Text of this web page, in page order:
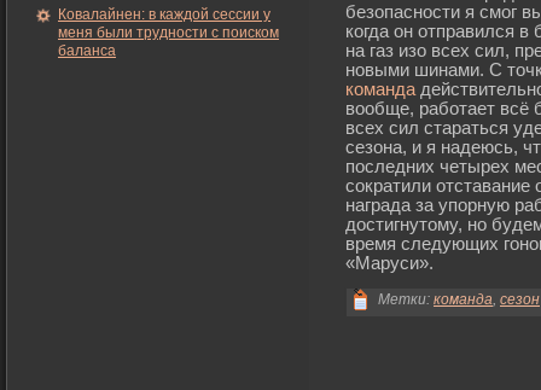
Ковалайнен: в каждой сессии у
меня были трудности с поиском
баланса
безопасности я смог
когда он отправился
на газ изо всех сил,
новыми шинами. С
команда
вообще, работает
всех сил стараться
сезона, и я надеюсь,
последних четырех
сократили отставание
награда за упорную
достигнутому, но
время следующих
«Маруси».
Метки: команда, сезон